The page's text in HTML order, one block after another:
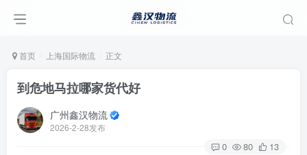
首页 上海国际物流 正文
到危地马拉哪家货代好
广州鑫汉物流
2026-2-28发布
0 80 13